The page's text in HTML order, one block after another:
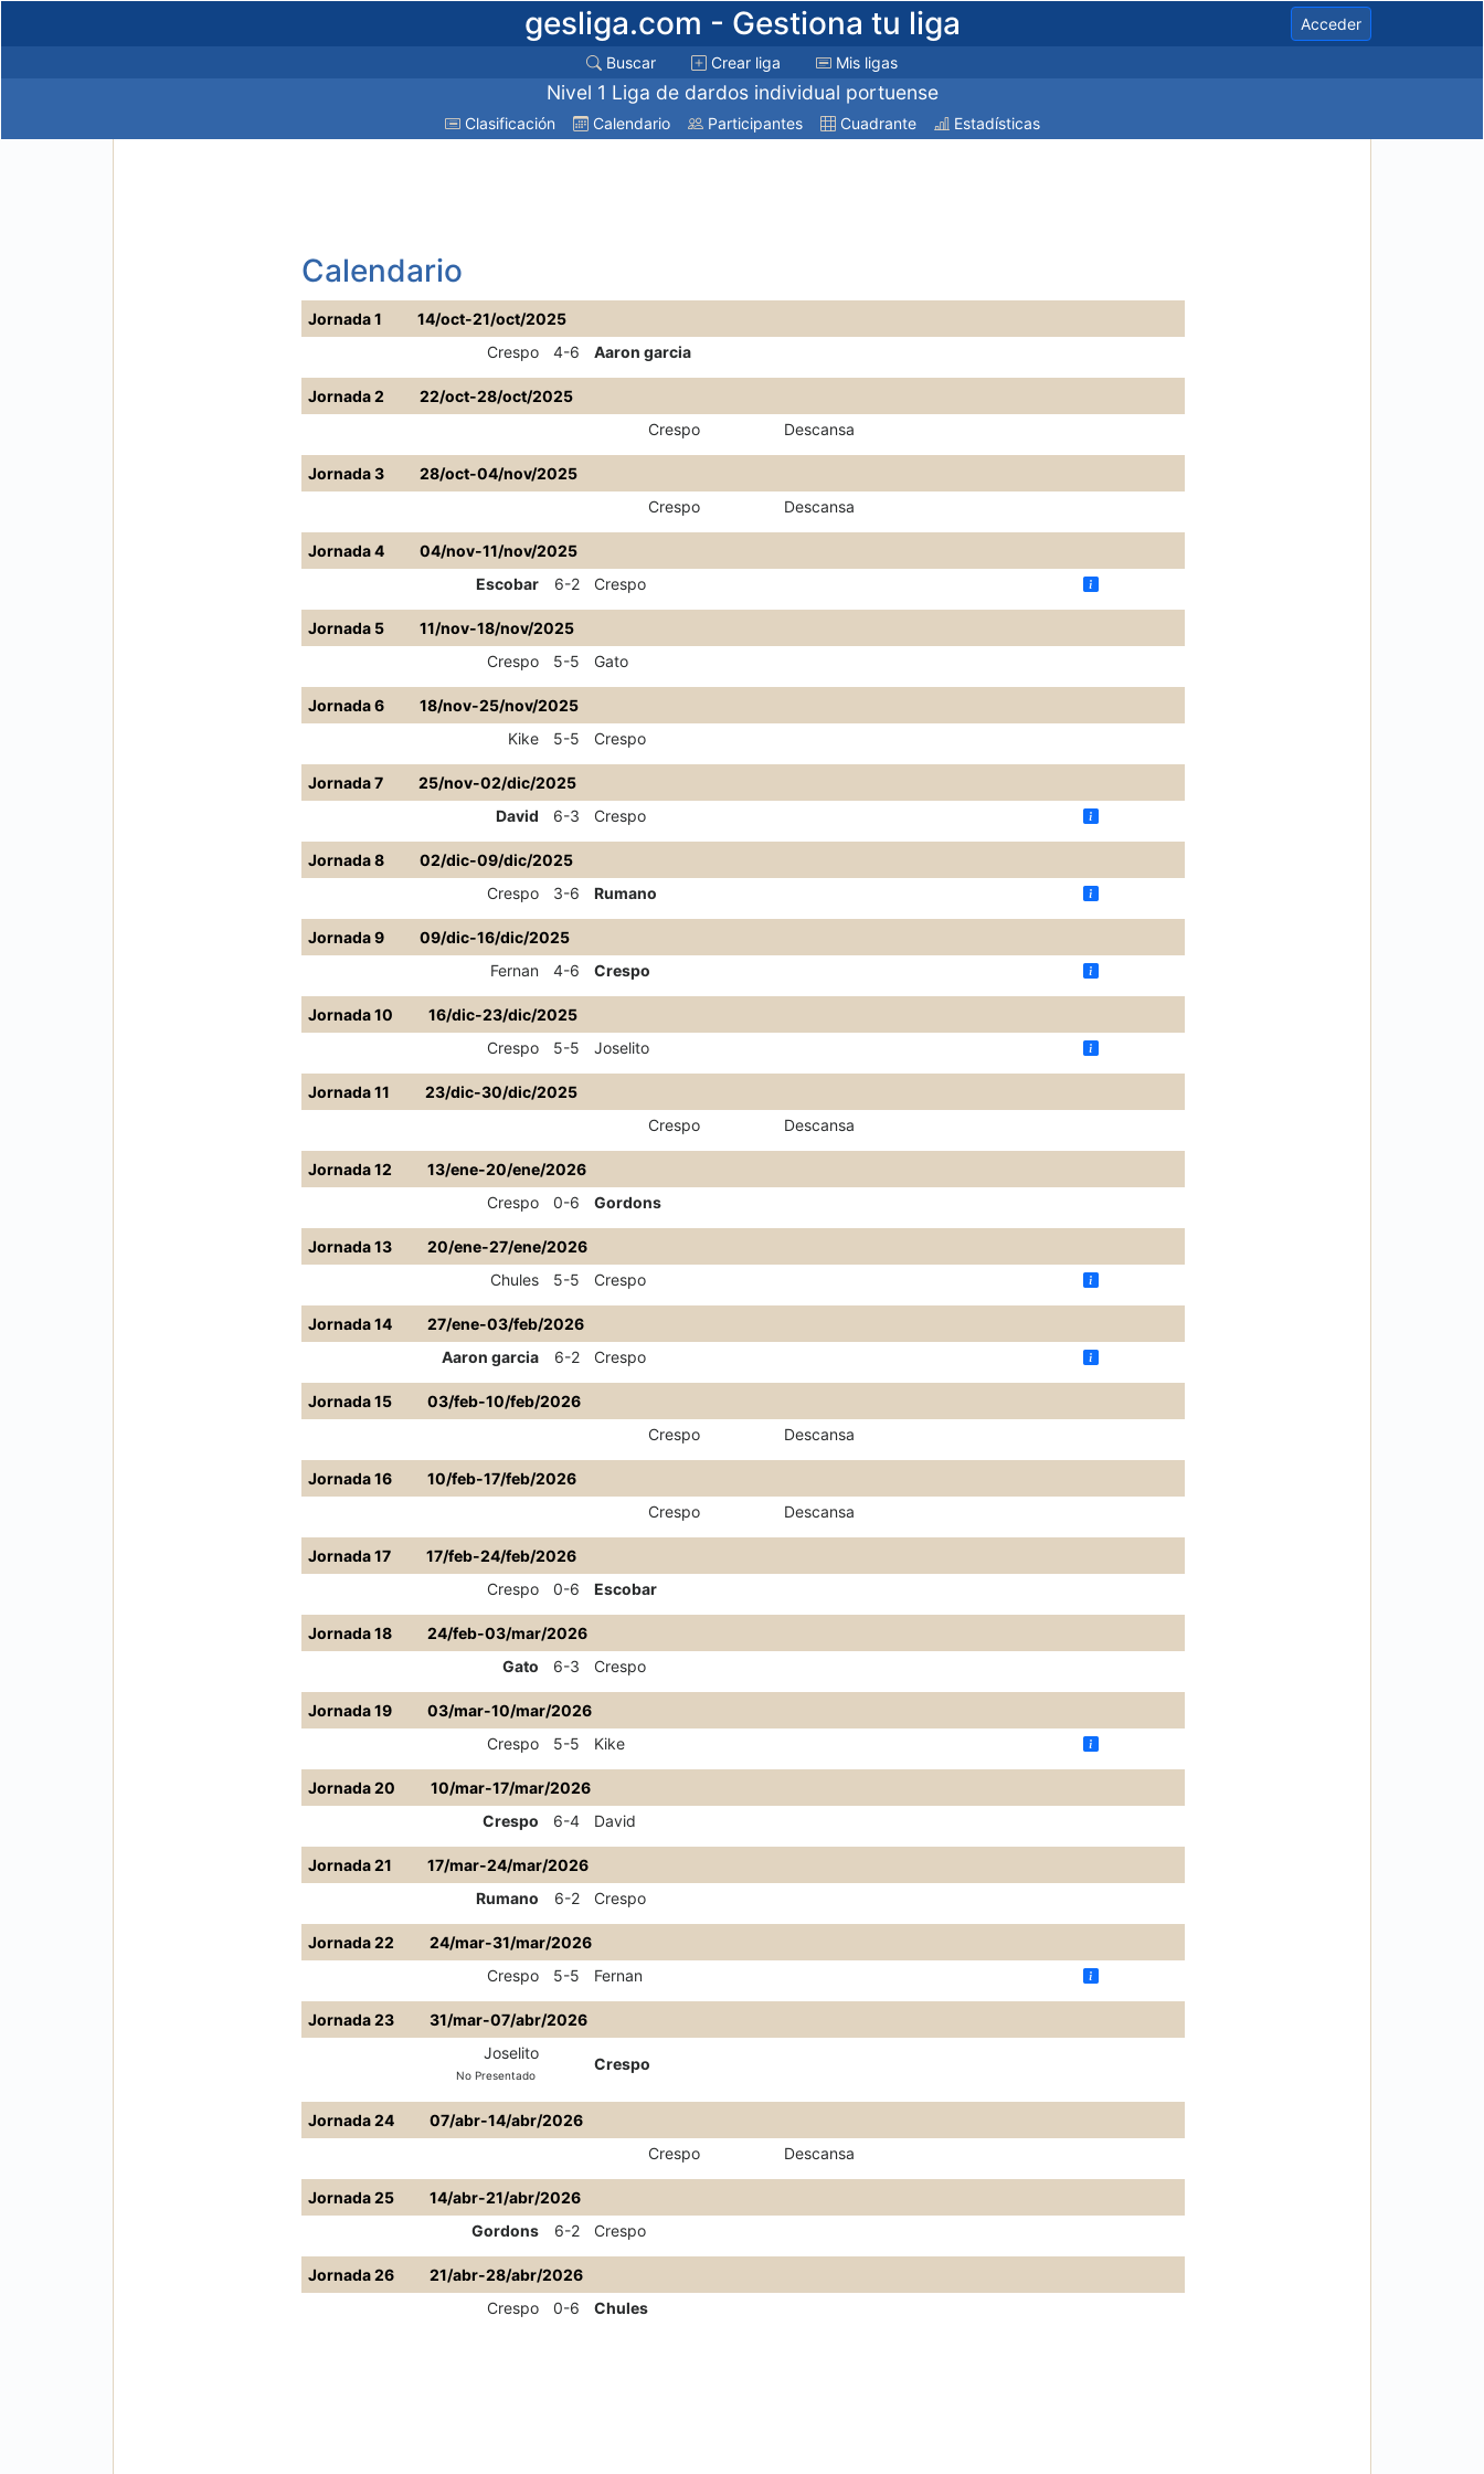
gesliga.com - Gestiona tu liga Acceder
Buscar Crear liga Mis ligas
Nivel 1 Liga de dardos individual portuense
Clasificación Calendario Participantes Cuadrante Estadísticas
Calendario
Jornada 1
14/oct-21/oct/2025
Crespo
4-6 Aaron garcia
Jornada 2
22/oct-28/oct/2025
Crespo
Descansa
Jornada 3
28/oct-04/nov/2025
Crespo
Descansa
Jornada 4
04/nov-11/nov/2025
Escobar
6-2 Crespo
Jornada 5
11/nov-18/nov/2025
Crespo
5-5 Gato
Jornada 6
18/nov-25/nov/2025
Kike
5-5 Crespo
Jornada 7
25/nov-02/dic/2025
David
6-3 Crespo
Jornada 8
02/dic-09/dic/2025
Crespo
3-6 Rumano
Jornada 9
09/dic-16/dic/2025
Fernan
4-6 Crespo
Jornada 10
16/dic-23/dic/2025
Crespo
5-5 Joselito
Jornada 11
23/dic-30/dic/2025
Crespo
Descansa
Jornada 12
13/ene-20/ene/2026
Crespo
0-6 Gordons
Jornada 13
20/ene-27/ene/2026
Chules
5-5 Crespo
Jornada 14
27/ene-03/feb/2026
Aaron garcia
6-2 Crespo
Jornada 15
03/feb-10/feb/2026
Crespo
Descansa
Jornada 16
10/feb-17/feb/2026
Crespo
Descansa
Jornada 17
17/feb-24/feb/2026
Crespo
0-6 Escobar
Jornada 18
24/feb-03/mar/2026
Gato
6-3 Crespo
Jornada 19
03/mar-10/mar/2026
Crespo
5-5 Kike
Jornada 20
10/mar-17/mar/2026
Crespo
6-4 David
Jornada 21
17/mar-24/mar/2026
Rumano
6-2 Crespo
Jornada 22
24/mar-31/mar/2026
Crespo
5-5 Fernan
Jornada 23
31/mar-07/abr/2026
Joselito
No Presentado
Crespo
Jornada 24
07/abr-14/abr/2026
Crespo
Descansa
Jornada 25
14/abr-21/abr/2026
Gordons
6-2 Crespo
Jornada 26
21/abr-28/abr/2026
Crespo
0-6 Chules